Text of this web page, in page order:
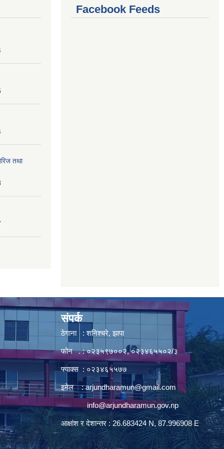
तथा
Facebook Feeds
संपर्क
ठेगाना : शनिश्चरे, झापा
फोन . : ०२३५९७००२, ०२३४६५५०२/३
फ्याक्स : ०२३४६५५७७
इमेल :arjundharamun@gmail.com
info@arjundharamun.gov.np
आक्षांश र देशान्तर : 26.683424 N, 87.996908 E